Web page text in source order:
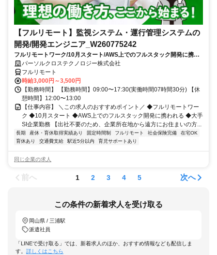
【フルリモート】監視システム・運行管理システムの
開発/開発エンジニア_W260775242
フルリモートワーク/10月スタート/AWS上でのフルスタック開発に携わ
れる/大手SI企業勤務
パーソルクロステクノロジー株式会社
フルリモート
時給3,000円～3,500円
【勤務時間】 【勤務時間】09:00〜17:30(実働時間07時間30分) 【休
憩時間】12:00〜13:00
【仕事内容】 ＼この求人のおすすめポイント／ ◆フルリモートワー
ク ◆10月スタート ◆AWS上でのフルスタック開発に携われる ◆大手
SI企業勤務 【出社不要のため、企業所在地から遠方にお住まいの方...
長期 産休・育休取得実績あり 固定時間制 フルリモート 社会保険完備
在宅OK
育休あり
交通費支給 駅近5分以内 育児サポートあり
同じ企業の求人
前へ 1 2 3 4 5 次へ
この条件の新着求人を受け取る
岡山県 / 三浦駅
派遣社員
「LINEで受け取る」では、新着求人のほか、おすすめ情報なども配信しま
す。 詳しくはこちら